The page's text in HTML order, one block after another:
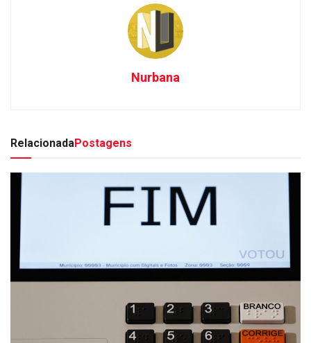
Nurbana
RelacionadaPostagens